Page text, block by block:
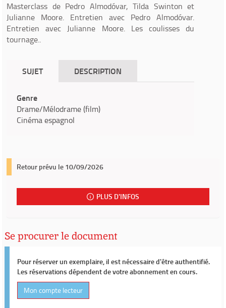
Masterclass de Pedro Almodóvar, Tilda Swinton et
Julianne Moore. Entretien avec Pedro Almodóvar.
Entretien avec Julianne Moore. Les coulisses du
tournage..
SUJET DESCRIPTION
Genre
Drame/Mélodrame (film)
Cinéma espagnol
Retour prévu le 10/09/2026
PLUS D'INFOS
Se procurer le document
Pour réserver un exemplaire, il est nécessaire d'être authentifié.
Les réservations dépendent de votre abonnement en cours.
Mon compte lecteur